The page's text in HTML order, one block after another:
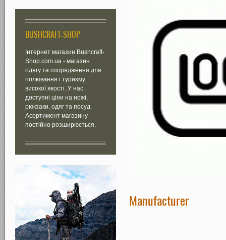
BUSHCRAFT-SHOP
Інтернет магазин Bushcraft-
Shop.com.ua - магазин
одягу та спорядження для
полювання і туризму
високої якості. У нас
доступні ціни на ножі,
рюкзаки, одяг та посуд.
Асортимент магазину
постійно розширюється.
Manufacturer